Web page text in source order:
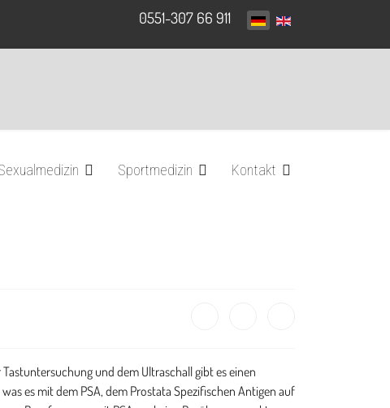
0551-307 66 911
Sportmedizin Kontakt
ng/ml. Das hat damit zu tun, dass das Behandlungsergebnis bei Prostatakrebsfür Werte unter 10 statistisch gesehen besser ausfallen, weshalb ich immer hinterher bin,eine Diagnose unter 10 zu stellen. Die nächste Stufe ist 20 ng/ml. Eben aus demselben Grundund dann auch für die erhöhte Gefahr von Metastasen mit deren Auswirkung auf therapeutischeStrategien. PSA-Werte von 20, 30, 40 ,50 können durchaus bei Prostataentzündungen vorkommenund bei Krebs ist hier meist schon etwas mit dem Finger zu tasten. Noch höhere PSA Werte,100, 1000, 10.000 und darüber hinaus, sind meist durch Prostatakrebs verursacht.Wann sollte PSA bestimmt werden? Empfohlen wird es bei allen Männern ab 50 mit einerRestlebenserwartung von mindestens 10 Jahren. Die meisten Daten gehen bis 70. Über 70 istes eine Individualentscheidung, wird aber so nicht mehr empfohlen.Was man noch über PSA wissen sollte ist, dass der Test auch Nachteile bringen kann.Insbesondere im niedrigen Bereich bis 10 ng/ml kann es vorkommen, dass man trotz ausreichenderVerdachtsmomente keinen Krebs finden kann, der Verdacht aber weiter besteht. Das istfür die Betroffenen vor allem psychisch schlimm. Die Angst vor Krebs schwingt dann immer mitund kann die Lebensqualität deutlich beeinträchtigen. PSA birgt auch die Gefahr einer Überdiagnostik.Dass man also zu schnell und zu aggressiv weitere Diagnostik betreibt und dann Krebsartenfindet, die zwar unter technischen Gesichtspunkten als Krebs zu bezeichnen sind, die jedoch wahrscheinlichnie Schaden angerichtet hätten. Dies zu entscheiden, also die Frage: die weitere Entwicklung desPSA abwarten oder die weitere Diagnostik mit MRT und Gewebeproben anzustoßen, ist Sachedes Facharztes. Es handelt sich um Erfahrungswissen, das man sich nicht anlesen kann. Man brauchthierfür den täglichen beruflichen Umgang mit diesen Fragestellungen, mehrere tausendPatienten und einige Jahre. Dann bekommt man ein Gefühl für diese Dinge und kann dieFrüherkennung den individuellen Gegebenheiten anpassen.Übrigens: es wird immer wieder argumentiert, dass man über 1.400 Männer testen und 48behandeln muss, um einen Todesfall zu verhindern. Das waren die Zahlen der großen europäischenScreeningstudie ERSPC als die ersten Daten 2009 veröffentlicht wurden. Mittlerweilesind aber einige Jahre vergangen und die Zahlen durch den längeren Nachuntersuchungszeitraumgenauer geworden. Aktuell müssen 570 Männer getestet und 18 behandelt werden, um einenTodesfall zu verhindern. Zum Schluß noch ein Spezialfall für alle,die bis hierher durchgehalten haben: Prostatakrebs ist nicht gleich Prostatakrebs und hier gibtes verschiedene Untergruppen. Sehr aggressiv auftretende Varianten fallen nicht über PSAauf. Daher reicht der PSA-Wert als alleiniges diagnostisches Mittel nicht aus, sondern mussimmer mit mindestens noch einer Tastuntersuchung kombiniert